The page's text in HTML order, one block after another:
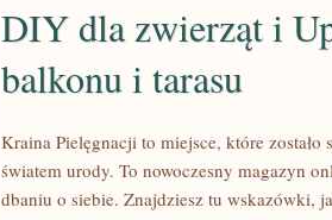
DIY dla zwierząt i
balkonu i tarasu
Kraina Pielęgnacji to miejsce, które zostało
światem urody. To nowoczesny magazyn
dbaniu o siebie. Znajdziesz tu wskazówki,